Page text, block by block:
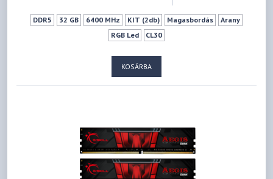
DDR5 32 GB 6400 MHz KIT (2db) Magasbordás
Arany
RGB Led
CL30
KOSÁRBA